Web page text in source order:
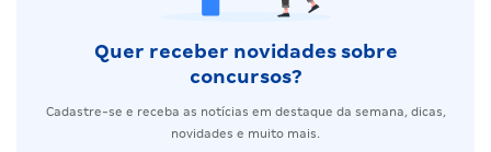
Quer receber novidades sobre
concursos?
Cadastre-se e receba as notícias em destaque da semana, dicas,
novidades e muito mais.